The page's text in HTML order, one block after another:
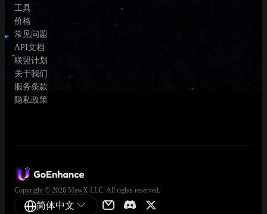
工具
价格
常见问题
API文档
联盟计划
关于我们
服务条款
隐私政策
Copyright © 2026 MewX LLC. All rights reserved.
简体中文